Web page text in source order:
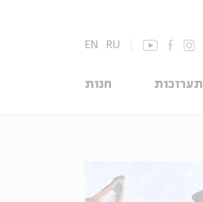
EN RU
תערוכות חנות